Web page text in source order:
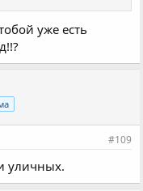
здоровье у себя в
животное не
а не чужих
и занимайтесь
с ласковой
у нас
уже есть
#109
уличных.